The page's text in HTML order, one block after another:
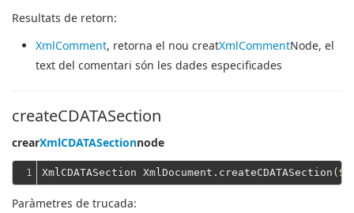
Resultats de retorn:
XmlComment, retorna el nou creatXmlCommentNode, el
text del comentari són les dades especificades
createCDATASection
crearXmlCDATASectionnode
1 XmlCDATASection XmlDocument.createCDATASection(
Paràmetres de trucada: